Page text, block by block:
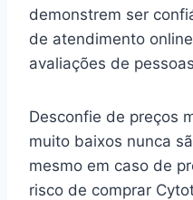
demonstrem ser
de atendimento
avaliações de
Desconfie de preços
muito baixos nunca
mesmo em caso de
risco de comprar